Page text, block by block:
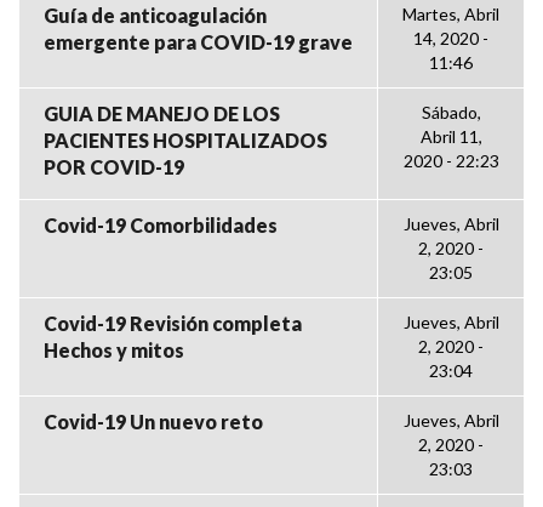
Guía de anticoagulación
emergente para COVID-19 grave
Martes, Abril
14, 2020 -
11:46
GUIA DE MANEJO DE LOS
PACIENTES HOSPITALIZADOS
POR COVID-19
Sábado,
Abril 11,
2020 - 22:23
Covid-19 Comorbilidades
Jueves, Abril
2, 2020 -
23:05
Covid-19 Revisión completa
Hechos y mitos
Jueves, Abril
2, 2020 -
23:04
Covid-19 Un nuevo reto
Jueves, Abril
2, 2020 -
23:03